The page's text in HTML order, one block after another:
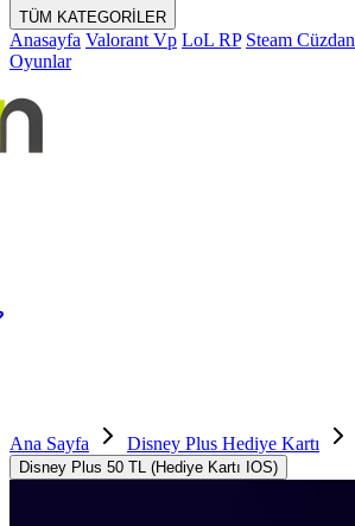
TÜM KATEGORİLER
Anasayfa Valorant Vp LoL RP Steam Cüzdan
Oyunlar
Ana Sayfa Disney Plus Hediye Kartı
Disney Plus 50 TL (Hediye Kartı IOS)